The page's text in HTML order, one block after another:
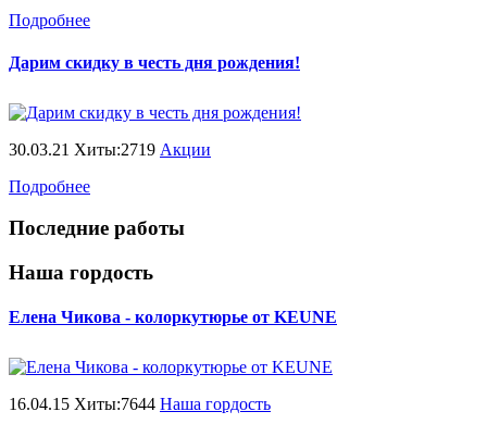
Подробнее
Дарим скидку в честь дня рождения!
30.03.21 Хиты:2719 Акции
Подробнее
Последние работы
Наша гордость
Елена Чикова - колоркутюрье от KEUNE
16.04.15 Хиты:7644 Наша гордость